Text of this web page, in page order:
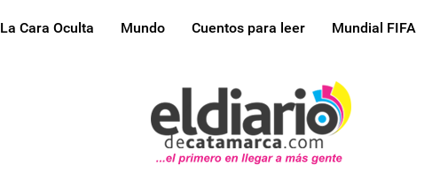
La Cara Oculta Mundo Cuentos para leer Mundial FIFA